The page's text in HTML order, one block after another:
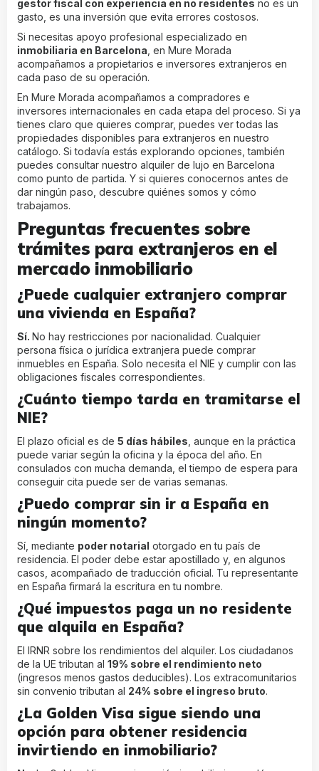
gestor fiscal con experiencia en no residentes no es un
gasto, es una inversión que evita errores costosos.
Si necesitas apoyo profesional especializado en
inmobiliaria en Barcelona , en Mure Morada
acompañamos a propietarios e inversores extranjeros en
cada paso de su operación.
En Mure Morada acompañamos a compradores e
inversores internacionales en cada etapa del proceso. Si ya
tienes claro que quieres comprar, puedes ver todas las
propiedades disponibles para extranjeros en nuestro
catálogo. Si todavía estás explorando opciones, también
puedes consultar nuestro alquiler de lujo en Barcelona
como punto de partida. Y si quieres conocernos antes de
dar ningún paso, descubre quiénes somos y cómo
trabajamos.
Preguntas frecuentes sobre
trámites para extranjeros en el
mercado inmobiliario
¿Puede cualquier extranjero comprar
una vivienda en España?
Sí. No hay restricciones por nacionalidad. Cualquier
persona física o jurídica extranjera puede comprar
inmuebles en España. Solo necesita el NIE y cumplir con las
obligaciones fiscales correspondientes.
¿Cuánto tiempo tarda en tramitarse el
NIE?
El plazo oficial es de 5 días hábiles , aunque en la práctica
puede variar según la oficina y la época del año. En
consulados con mucha demanda, el tiempo de espera para
conseguir cita puede ser de varias semanas.
¿Puedo comprar sin ir a España en
ningún momento?
Sí, mediante poder notarial otorgado en tu país de
residencia. El poder debe estar apostillado y, en algunos
casos, acompañado de traducción oficial. Tu representante
en España firmará la escritura en tu nombre.
¿Qué impuestos paga un no residente
que alquila en España?
El IRNR sobre los rendimientos del alquiler. Los ciudadanos
de la UE tributan al 19% sobre el rendimiento neto
(ingresos menos gastos deducibles). Los extracomunitarios
sin convenio tributan al 24% sobre el ingreso bruto.
¿La Golden Visa sigue siendo una
opción para obtener residencia
invirtiendo en inmobiliario?